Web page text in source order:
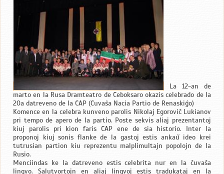
La 12-an de
marto en la Rusa Dramteatro de Ĉeboksaro okazis celebrado de la
20a datreveno de la ĈAP (Ĉuvaŝa Nacia Partio de Renaskiĝo)
Komence en la celebra kunveno parolis Nikolaj Egoroviĉ Lukianov
pri tempo de apero de la partio. Poste sekvis aliaj prezentantoj
kiuj parolis pri kion faris ĈAP ene de sia historio. Inter la
proponoj kiuj sonis flanke de la gastoj estis ankaŭ ideo krei
tutrusian partion kiu reprezentu malplimultajn popolojn de la
Rusio.
Menciindas ke la datreveno estis celebrita nur en la ĉuvaŝa
lingvo. Salutvortojn en aliaj lingvoj estis tradukataj en la